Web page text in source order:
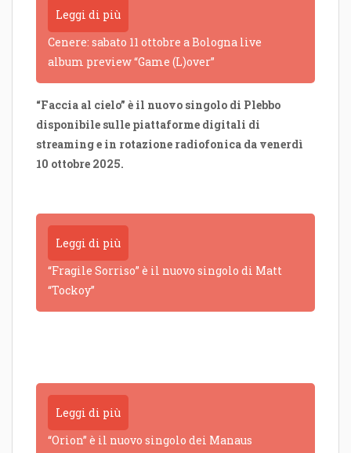
Leggi di più
Cenere: sabato 11 ottobre a Bologna live
album preview “Game (L)over”
“Faccia al cielo” è il nuovo singolo di Plebbo
disponibile sulle piattaforme digitali di
streaming e in rotazione radiofonica da venerdì
10 ottobre 2025.
Leggi di più
“Fragile Sorriso” è il nuovo singolo di Matt
“Tockoy”
Leggi di più
“Orion” è il nuovo singolo dei Manaus